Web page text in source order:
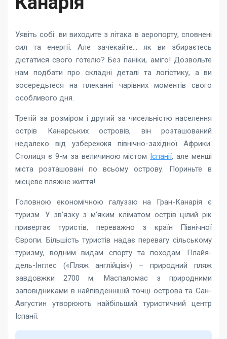
Уявіть собі: ви виходите з літака в аеропорту, сповнені
сил та енергії. Але зачекайте… як ви збираєтесь
дістатися свого готелю? Без паніки, аміго! Дозвольте
нам подбати про складні деталі та логістику, а ви
зосередьтеся на плеканні чарівних моментів свого
особливого дня.
Третій за розміром і другий за чисельністю населення
острів Канарських островів, він розташований
недалеко від узбережжя північно-західної Африки.
Столиця є 9-м за величиною містом Іспанії, але менші
міста розташовані по всьому острову. Пориньте в
місцеве пляжне життя!
Головною економічною галуззю на Гран-Канарія є
туризм. У зв’язку з м’яким кліматом острів цілий рік
привертає туристів, переважно з країн Північної
Європи. Більшість туристів надає перевагу сільському
туризму, водним видам спорту та походам. Плайя-
дель-Інглес («Пляж англійців») – природний пляж
завдовжки 2700 м. Маспаломас з природними
заповідниками в найпівденнішій точці острова та Сан-
Августин утворюють найбільший туристичний центр
Іспанії.